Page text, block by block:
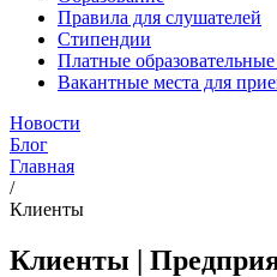
Правила для слушателей
Стипендии
Платные образовательные
Вакантные места для
Новости
Блог
Главная
/
Клиенты
Клиенты |